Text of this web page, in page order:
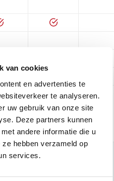
van cookies
en advertenties te
te analyseren.
uw gebruik van onze site
Deze partners kunnen
andere informatie die u
hebben verzameld op
services.